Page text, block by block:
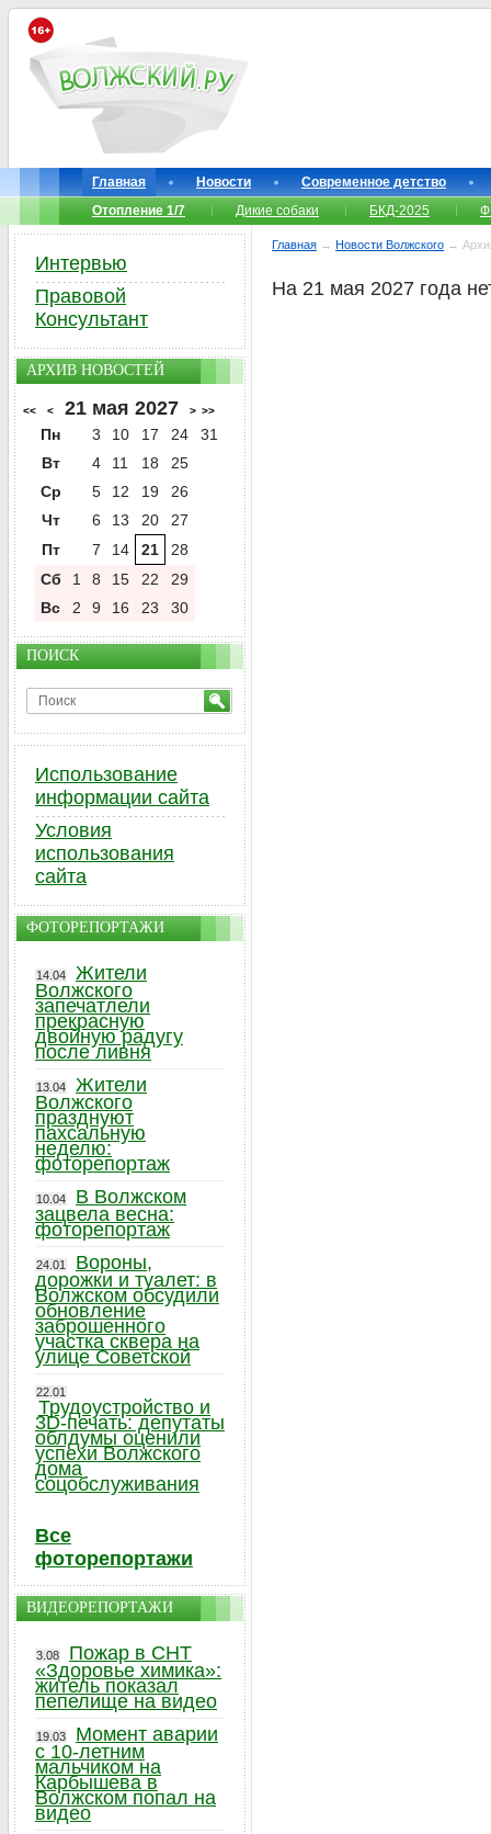
Главная Новости
Современное детство
Отопление 1/7
Дикие собаки БКД-2025
Главная → Новости Волжского →
На 21 мая 2027 года
Интервью
Правовой
Консультант
АРХИВ НОВОСТЕЙ
<< < 21 мая 2027 > >>
Пн 3 10 17 24
31
Вт
4 11 18
25
Ср
5 12 19
26
Чт
6 13 20
27
Пт
7 14 21
28
Сб
1 8 15 22
29
Вс
2 9 16 23 30
ПОИСК
Использование
информации сайта
Условия
использования
сайта
ФОТОРЕПОРТАЖИ
14.04
Жители
Волжского
запечатлели
прекрасную
двойную радугу
после ливня
13.04
Жители
Волжского
празднуют
пахсальную
неделю:
фоторепортаж
10.04
В Волжском
зацвела весна:
фоторепортаж
24.01
Вороны,
дорожки и туалет: в
Волжском обсудили
обновление
заброшенного
участка сквера на
улице Советской
22.01
Трудоустройство и
3D-печать: депутаты
облдумы оценили
успехи Волжского
дома
соцобслуживания
Все
фоторепортажи
ВИДЕОРЕПОРТАЖИ
3.08
Пожар в СНТ
«Здоровье химика»:
житель показал
пепелище на видео
19.03
Момент аварии
с 10-летним
мальчиком на
Карбышева в
Волжском попал на
видео